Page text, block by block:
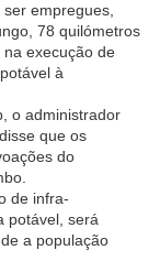
empregues,
78 quilómetros
execução de
à
o administrador
que os
do
de infra-
potável, será
a população